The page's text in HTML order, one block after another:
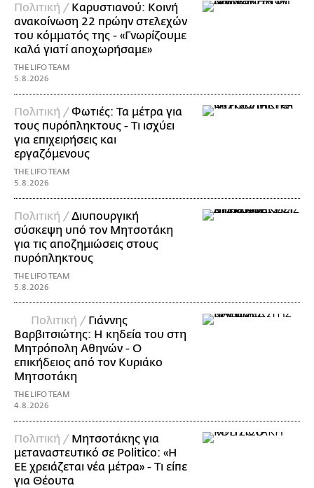
Πολιτική / Καρυστιανού: Κοινή
ανακοίνωση 22 πρώην στελεχών
του κόμματός της - «Γνωρίζουμε
καλά γιατί αποχωρήσαμε»
THE LIFO TEAM
5.8.2026
Πολιτική /Φωτιές: Τα μέτρα για
τους πυρόπληκτους - Τι ισχύει
για επιχειρήσεις και
εργαζόμενους
THE LIFO TEAM
5.8.2026
Πολιτική /Διυπουργική
σύσκεψη υπό τον Μητσοτάκη
για τις αποζημιώσεις στους
πυρόπληκτους
THE LIFO TEAM
5.8.2026
Πολιτική / Γιάννης
Βαρβιτσιώτης: Η κηδεία του στη
Μητρόπολη Αθηνών - Ο
επικήδειος από τον Κυριάκο
Μητσοτάκη
THE LIFO TEAM
4.8.2026
Πολιτική / Μητσοτάκης για
μεταναστευτικό σε Politico: «Η
ΕΕ χρειάζεται νέα μέτρα» - Τι είπε
για Θέουτα